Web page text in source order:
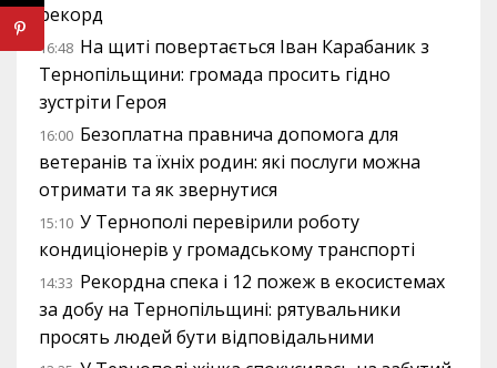
рекорд
16:48 На щиті повертається Іван Карабаник з
Тернопільщини: громада просить гідно
зустріти Героя
16:00 Безоплатна правнича допомога для
ветеранів та їхніх родин: які послуги можна
отримати та як звернутися
15:10 У Тернополі перевірили роботу
кондиціонерів у громадському транспорті
14:33 Рекордна спека і 12 пожеж в екосистемах
за добу на Тернопільщині: рятувальники
просять людей бути відповідальними